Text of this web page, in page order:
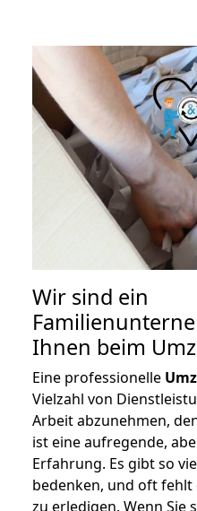
Wir sind ein
Ihnen beim
Eine professionelle
Vielzahl von
Arbeit abzunehmen,
ist eine aufregende,
Erfahrung. Es gibt so
bedenken, und oft fehlt
zu erledigen. Wenn Sie